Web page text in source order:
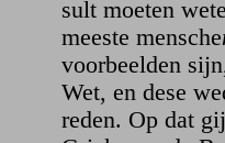
sult moeten
meeste mensche
voorbeelden
Wet, en dese
reden. Op dat